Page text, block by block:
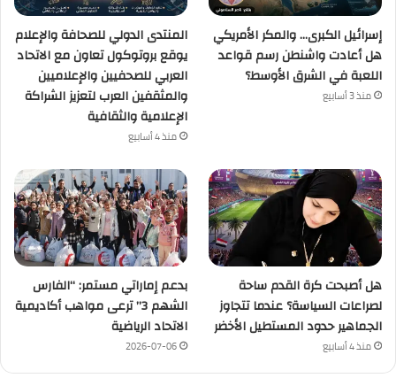
إسرائيل الكبرى… والمكر الأمريكي
هل أعادت واشنطن رسم قواعد
اللعبة في الشرق الأوسط؟
منذ 3 أسابيع
المنتدى الدولي للصحافة والإعلام
يوقع بروتوكول تعاون مع الاتحاد
العربي للصحفيين والإعلاميين
والمثقفين العرب لتعزيز الشراكة
الإعلامية والثقافية
منذ 4 أسابيع
هل أصبحت كرة القدم ساحة
لصراعات السياسة؟ عندما تتجاوز
الجماهير حدود المستطيل الأخضر
منذ 4 أسابيع
بدعم إماراتي مستمر: “الفارس
الشهم 3” ترعى مواهب أكاديمية
الاتحاد الرياضية
2026-07-06